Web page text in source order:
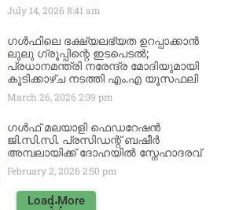
July 14, 20268:41 am
ഗൾഫിലെ ഭക്ഷ്യലഭ്യത ഉറപ്പാക്കാൻ
ലുലു ഗ്രൂപ്പിന്റെ ഇടപെടൽ;
പ്രധാനമന്ത്രി നരേന്ദ്ര മോദിയുമായി
കൂടിക്കാഴ്ച നടത്തി എം.എ യൂസഫലി
March 26, 20262:39 pm
ഗൾഫ് മലയാളി ഫെഡറേഷൻ
ജി.സി.സി. പ്രസിഡന്റ് ബഷീർ
അമ്പലായിക്ക് ദോഹയിൽ സ്നേഹാദരവ്
February 2, 20262:50 pm
Load More